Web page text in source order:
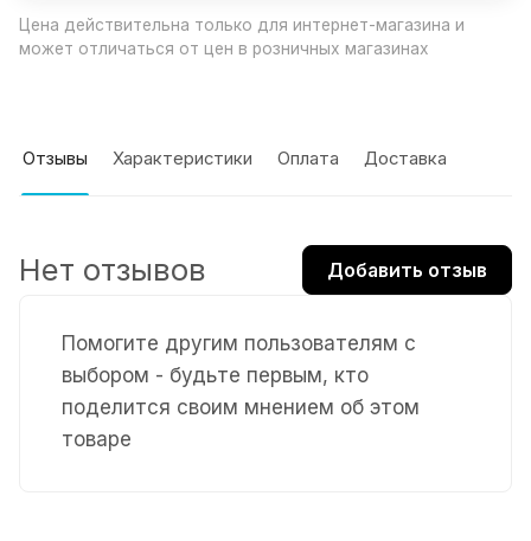
Цена действительна только для интернет-магазина и
может отличаться от цен в розничных магазинах
Отзывы Характеристики Оплата Доставка
Помогите другим пользователям с
выбором - будьте первым, кто
поделится своим мнением об этом
товаре
Нет отзывов Добавить отзыв